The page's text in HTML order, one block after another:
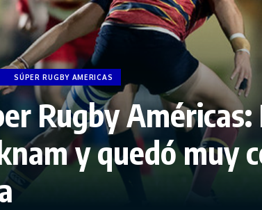
SÚPER RUGBY AMERICAS
Rugby
y quedó muy